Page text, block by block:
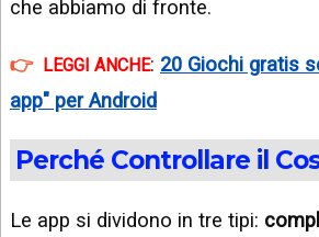
che abbiamo di fronte.
LEGGI ANCHE: 20 Giochi gratis
app" per Android
Perché Controllare il
Le app si dividono in tre tipi: